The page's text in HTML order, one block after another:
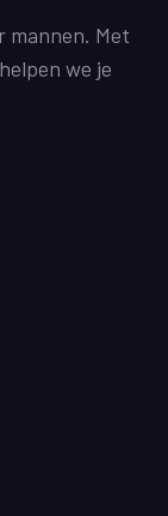
mannen. Met
we je